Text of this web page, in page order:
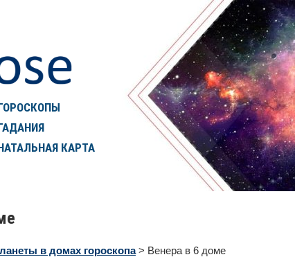
КАРТА
в домах гороскопа> Венера в 6 доме